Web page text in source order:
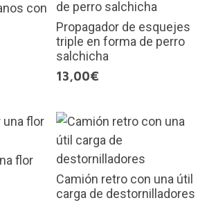
con
Propagador de esquejes
triple en forma de perro
salchicha
13,00€
flor
Camión retro con una útil
carga de destornilladores